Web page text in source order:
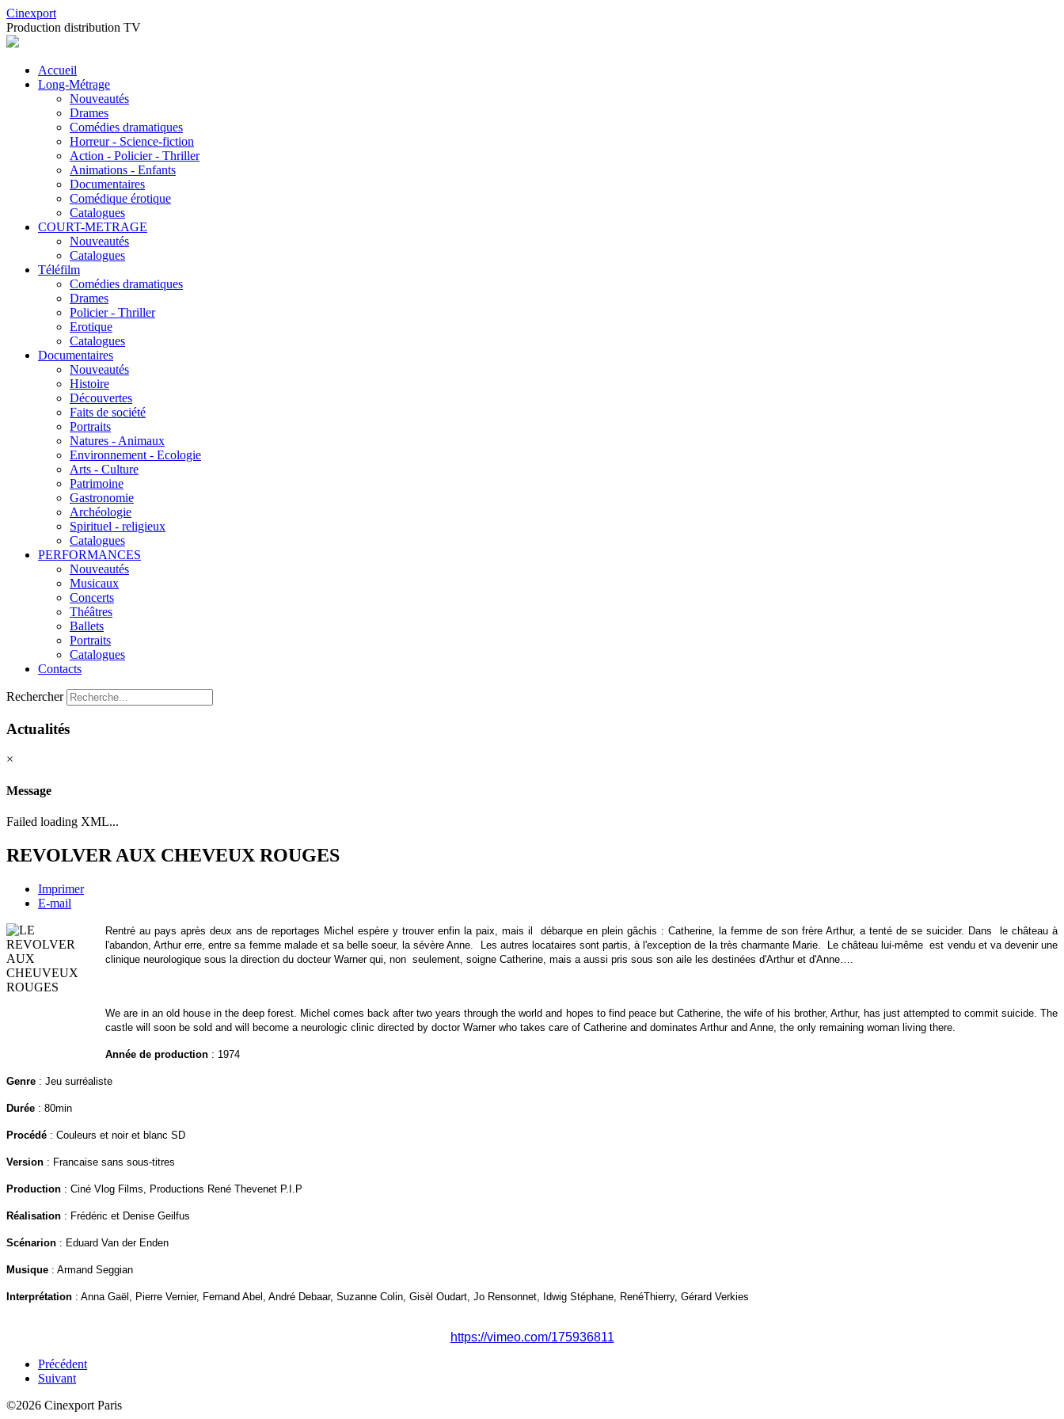
Cinexport
Production distribution TV
Accueil
Long-Métrage
Nouveautés
Drames
Comédies dramatiques
Horreur - Science-fiction
Action - Policier - Thriller
Animations - Enfants
Documentaires
Comédique érotique
Catalogues
COURT-METRAGE
Nouveautés
Catalogues
Téléfilm
Comédies dramatiques
Drames
Policier - Thriller
Erotique
Catalogues
Documentaires
Nouveautés
Histoire
Découvertes
Faits de société
Portraits
Natures - Animaux
Environnement - Ecologie
Arts - Culture
Patrimoine
Gastronomie
Archéologie
Spirituel - religieux
Catalogues
PERFORMANCES
Nouveautés
Musicaux
Concerts
Théâtres
Ballets
Portraits
Catalogues
Contacts
Rechercher
Actualités
×
Message
Failed loading XML...
REVOLVER AUX CHEVEUX ROUGES
Imprimer
E-mail
Rentré au pays après deux ans de reportages Michel espère y trouver enfin la paix, mais il débarque en plein gâchis : Catherine, la femme de son frère Arthur, a tenté de se suicider. Dans le château à
l'abandon, Arthur erre, entre sa femme malade et sa belle soeur, la sévère Anne. Les autres locataires sont partis, à l'exception de la très charmante Marie. Le château lui-même est vendu et va devenir une
clinique neurologique sous la direction du docteur Warner qui, non seulement, soigne Catherine, mais a aussi pris sous son aile les destinées d'Arthur et d'Anne….
We are in an old house in the deep forest. Michel comes back after two years through the world and hopes to find peace but Catherine, the wife of his brother, Arthur, has just attempted to commit suicide. The
castle will soon be sold and will become a neurologic clinic directed by doctor Warner who takes care of Catherine and dominates Arthur and Anne, the only remaining woman living there.
Année de production : 1974
Genre : Jeu surréaliste
Durée : 80min
Procédé : Couleurs et noir et blanc SD
Version : Francaise sans sous-titres
Production : Ciné Vlog Films, Productions René Thevenet P.I.P
Réalisation : Frédéric et Denise Geilfus
Scénarion : Eduard Van der Enden
Musique : Armand Seggian
Interprétation : Anna Gaël, Pierre Vernier, Fernand Abel, André Debaar, Suzanne Colin, Gisèl Oudart, Jo Rensonnet, Idwig Stéphane, RenéThierry, Gérard Verkies
https://vimeo.com/175936811
Précédent
Suivant
©2026 Cinexport Paris